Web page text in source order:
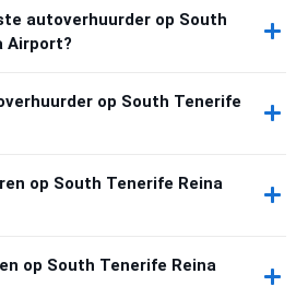
autoverhuurder op South
Airport?
op South Tenerife
op South Tenerife Reina
op South Tenerife Reina